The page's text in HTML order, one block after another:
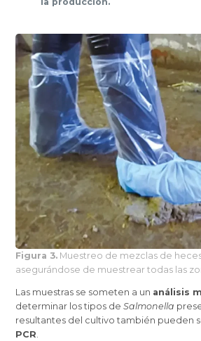
Figura 3. Muestreo de mezclas de
asegurándose de muestrear todas las
Las muestras se someten a un análisis
determinar los tipos deSalmonella
resultantes del cultivo también pueden
PCR.